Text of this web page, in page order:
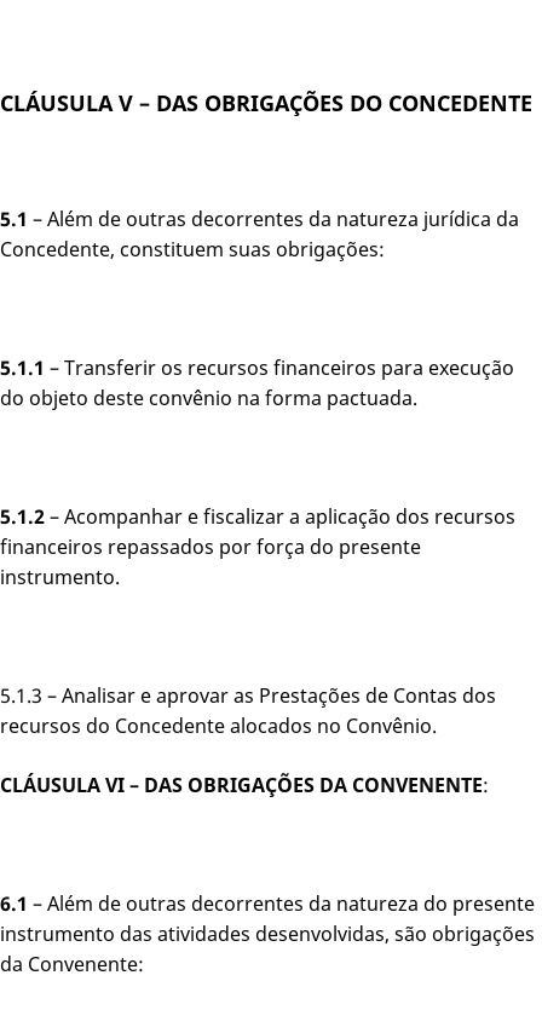
CLÁUSULA V – DAS OBRIGAÇÕES DO CONCEDENTE
5.1 – Além de outras decorrentes da natureza jurídica da
Concedente, constituem suas obrigações:
5.1.1 – Transferir os recursos financeiros para execução
do objeto deste convênio na forma pactuada.
5.1.2– Acompanhar e fiscalizar a aplicação dos recursos
financeiros repassados por força do presente
instrumento.
5.1.3 – Analisar e aprovar as Prestações de Contas dos
recursos do Concedente alocados no Convênio.
CLÁUSULA VI – DAS OBRIGAÇÕES DA CONVENENTE:
6.1 – Além de outras decorrentes da natureza do presente
instrumento das atividades desenvolvidas, são obrigações
da Convenente: